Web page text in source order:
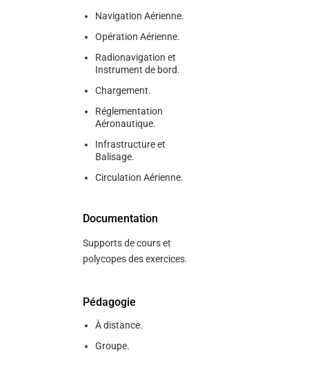
Navigation Aérienne.
Opération Aérienne.
Radionavigation et
Instrument de bord.
Chargement.
Réglementation
Aéronautique.
Infrastructure et
Balisage.
Circulation Aérienne.
Documentation
Supports de cours et
polycopes des exercices.
Pédagogie
À distance.
Groupe.